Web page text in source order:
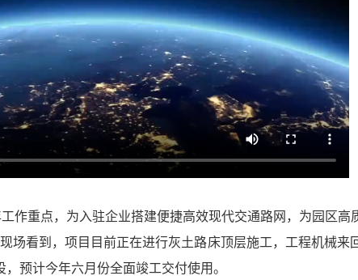
重点，为入驻企业搭建便捷高效现代交通路网，为园区高质
场看到，项目目前正在进行灰土路床顶层施工，工程机械来
预计今年六月份全面竣工交付使用。